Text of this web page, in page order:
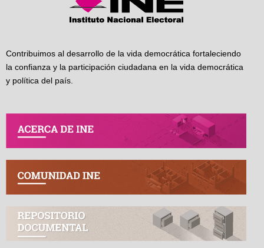
Contribuimos al desarrollo de la vida democrática fortaleciendo
la confianza y la participación ciudadana en la vida democrática
y política del país.